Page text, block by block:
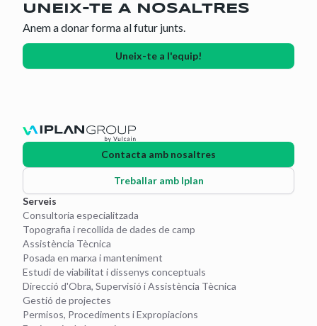
UNEIX-TE A NOSALTRES
Anem a donar forma al futur junts.
Uneix-te a l'equip!
Contacta amb nosaltres
Treballar amb Iplan
Serveis
Consultoria especialitzada
Topografia i recollida de dades de camp
Assistència Tècnica
Posada en marxa i manteniment
Estudi de viabilitat i dissenys conceptuals
Direcció d'Obra, Supervisió i Assistència Tècnica
Gestió de projectes
Permisos, Procediments i Expropiacions